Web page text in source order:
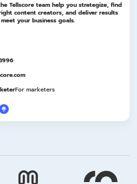
Tellscore team help you strategize, find
content creators, and deliver results
your business goals.
For marketers